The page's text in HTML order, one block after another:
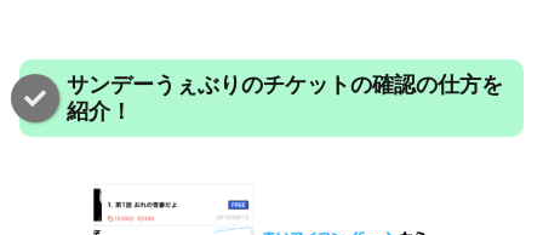
サンデーうぇぶりのチケットの確認の仕方を
紹介！